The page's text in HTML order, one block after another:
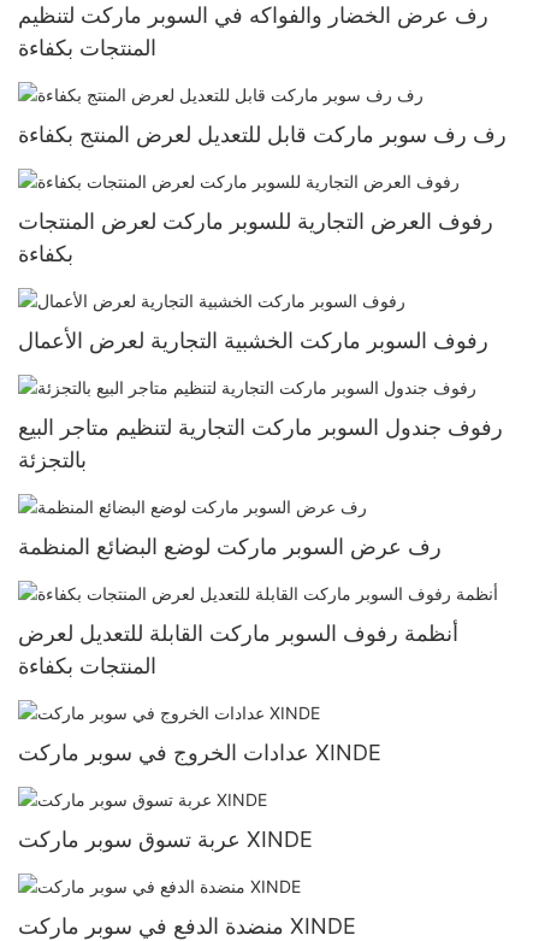
رف عرض الخضار والفواكه في السوبر ماركت لتنظيم
المنتجات بكفاءة
رف رف سوبر ماركت قابل للتعديل لعرض المنتج بكفاءة
رفوف العرض التجارية للسوبر ماركت لعرض المنتجات
بكفاءة
رفوف السوبر ماركت الخشبية التجارية لعرض الأعمال
رفوف جندول السوبر ماركت التجارية لتنظيم متاجر البيع
بالتجزئة
رف عرض السوبر ماركت لوضع البضائع المنظمة
أنظمة رفوف السوبر ماركت القابلة للتعديل لعرض
المنتجات بكفاءة
عدادات الخروج في سوبر ماركت XINDE
عربة تسوق سوبر ماركت XINDE
منضدة الدفع في سوبر ماركت XINDE